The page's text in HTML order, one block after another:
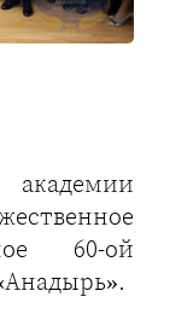
академии
60-ой